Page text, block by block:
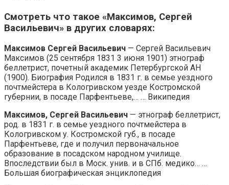
Смотреть что такое «Максимов, Сергей
Васильевич» в других словарях:
Максимов Сергей Васильевич — Сергей Васильевич
Максимов (25 сентября 1831 3 июня 1901) этнограф
беллетрист, почетный академик Петербургской АН
(1900). Биография Родился в 1831 г. в семье уездного
почтмейстера в Кологривском уезде Костромской
губернии, в посаде Парфентьеве,… … Википедия
Максимов, Сергей Васильевич — этнограф беллетрист,
род. в 1831 г. в семье уездного почтмейстера в
Кологривском у. Костромской губ., в посаде
Парфентьеве, где и получил первоначальное
образование в посадском народном училище.
Впоследствии был в Моск. унив. и в СПб. медико… …
Большая биографическая энциклопедия